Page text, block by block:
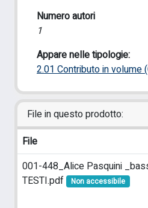
Numero autori
1
Appare nelle tipologie:
2.01 Contributo in volume
File in questo prodotto:
File
001-448_Alice Pasquini
TESTI.pdf
Non accessibile